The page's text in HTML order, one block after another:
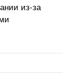
из-за